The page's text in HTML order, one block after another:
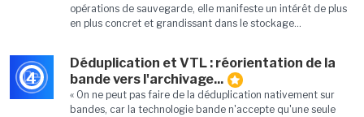
opérations de sauvegarde, elle manifeste un intérêt de plus
en plus concret et grandissant dans le stockage...
4
Déduplication et VTL : réorientation de la
bande vers l'archivage...
« On ne peut pas faire de la déduplication nativement sur
bandes, car la technologie bande n'accepte qu'une seule